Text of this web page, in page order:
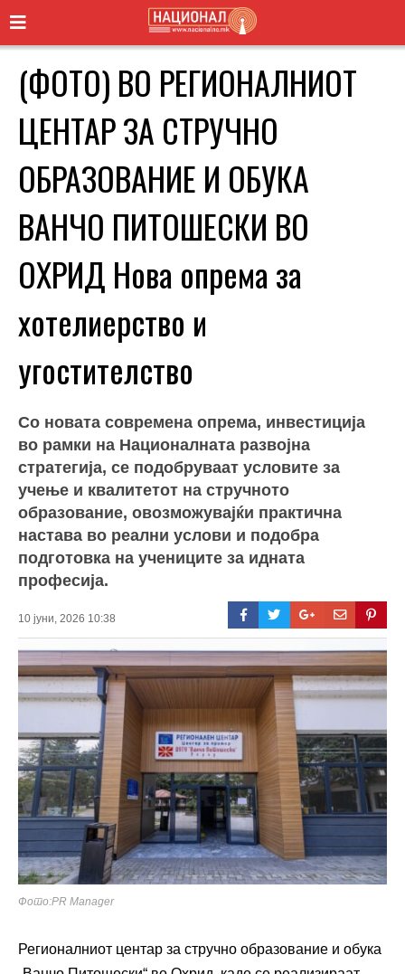
(ФОТО) ВО РЕГИОНАЛНИОТ
ЦЕНТАР ЗА СТРУЧНО
ОБРАЗОВАНИЕ И ОБУКА
ВАНЧО ПИТОШЕСКИ ВО
ОХРИД Новa опрема за
хотелиерство и
угостителство
Со новата современа опрема, инвестиција
во рамки на Националната развојна
стратегија, се подобруваат условите за
учење и квалитетот на стручното
образование, овозможувајќи практична
настава во реални услови и подобра
подготовка на учениците за идната
професија.
10 јуни, 2026 10:38
Фото:PR Manager
Регионалниот центар за стручно образование и обука